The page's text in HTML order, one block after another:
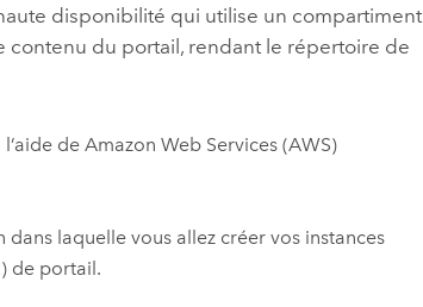
disponibilité qui utilise un compartiment
contenu du portail, rendant le répertoire de
l’aide deAmazon Web Services (AWS)
laquelle vous allez créer vos instances
de portail.